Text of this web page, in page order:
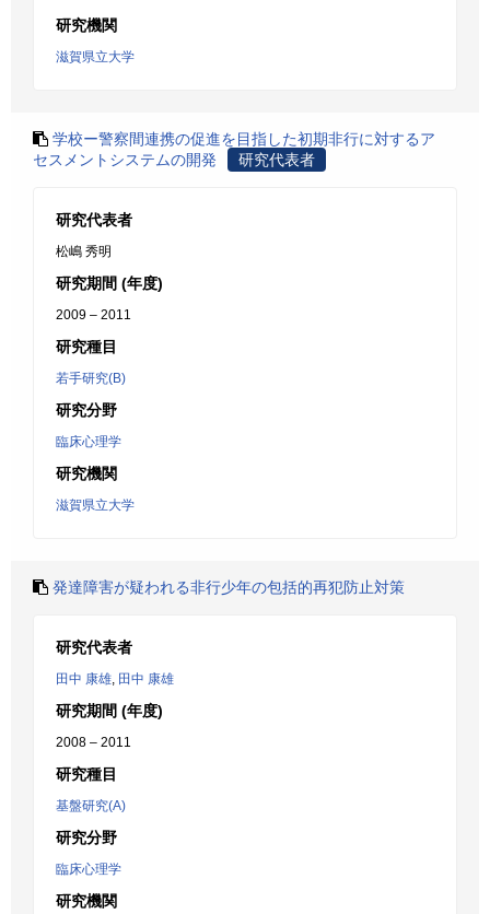
研究機関
滋賀県立大学
学校ー警察間連携の促進を目指した初期非行に対するア
セスメントシステムの開発
研究代表者
研究代表者
松嶋 秀明
研究期間 (年度)
2009 – 2011
研究種目
若手研究(B)
研究分野
臨床心理学
研究機関
滋賀県立大学
発達障害が疑われる非行少年の包括的再犯防止対策
研究代表者
田中 康雄, 田中 康雄
研究期間 (年度)
2008 – 2011
研究種目
基盤研究(A)
研究分野
臨床心理学
研究機関